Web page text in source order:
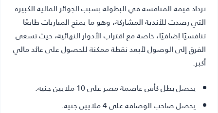
تزداد قيمة المنافسة في البطولة بسبب الجوائز المالية الكبيرة
التي رصدت للأندية المشاركة، وهو ما يمنح المباريات طابعًا
تنافسيًا إضافيًا، خاصة مع اقتراب الأدوار النهائية، حيث تسعى
الفرق إلى الوصول لأبعد نقطة ممكنة للحصول على عائد مالي
أكبر.
يحصل بطل كأس عاصمة مصر على 10 ملايين جنيه.
يحصل صاحب الوصافة على 4 ملايين جنيه.